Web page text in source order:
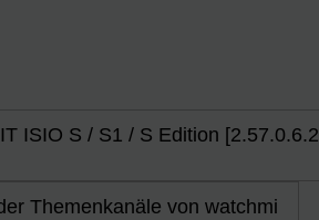
ISIO S / S1 / S Edition
Themenkanäle von watchmi